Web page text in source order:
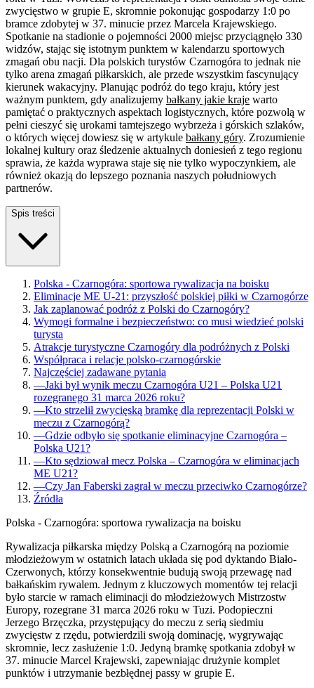
zwycięstwo w grupie E, skromnie pokonując gospodarzy 1:0 po
bramce zdobytej w 37. minucie przez Marcela Krajewskiego.
Spotkanie na stadionie o pojemności 2000 miejsc przyciągnęło 330
widzów, stając się istotnym punktem w kalendarzu sportowych
zmagań obu nacji. Dla polskich turystów Czarnogóra to jednak nie
tylko arena zmagań piłkarskich, ale przede wszystkim fascynujący
kierunek wakacyjny. Planując podróż do tego kraju, który jest
ważnym punktem, gdy analizujemy bałkany jakie kraje warto
pamiętać o praktycznych aspektach logistycznych, które pozwolą w
pełni cieszyć się urokami tamtejszego wybrzeża i górskich szlaków,
o których więcej dowiesz się w artykule bałkany góry. Zrozumienie
lokalnej kultury oraz śledzenie aktualnych doniesień z tego regionu
sprawia, że każda wyprawa staje się nie tylko wypoczynkiem, ale
również okazją do lepszego poznania naszych południowych
partnerów.
Spis treści
Polska - Czarnogóra: sportowa rywalizacja na boisku
Eliminacje ME U-21: przyszłość polskiej piłki w Czarnogórze
Jak zaplanować podróż z Polski do Czarnogóry?
Wymogi formalne i bezpieczeństwo: co musi wiedzieć polski
turysta
Atrakcje turystyczne Czarnogóry dla podróżnych z Polski
Współpraca i relacje polsko-czarnogórskie
Najczęściej zadawane pytania
—Jaki był wynik meczu Czarnogóra U21 – Polska U21
rozegranego 31 marca 2026 roku?
—Kto strzelił zwycięską bramkę dla reprezentacji Polski w
meczu z Czarnogórą?
—Gdzie odbyło się spotkanie eliminacyjne Czarnogóra –
Polska U21?
—Kto sędziował mecz Polska – Czarnogóra w eliminacjach
ME U21?
—Czy Jan Faberski zagrał w meczu przeciwko Czarnogórze?
Źródła
Polska - Czarnogóra: sportowa rywalizacja na boisku
Rywalizacja piłkarska między Polską a Czarnogórą na poziomie
młodzieżowym w ostatnich latach układa się pod dyktando Biało-
Czerwonych, którzy konsekwentnie budują swoją przewagę nad
bałkańskim rywalem. Jednym z kluczowych momentów tej relacji
było starcie w ramach eliminacji do młodzieżowych Mistrzostw
Europy, rozegrane 31 marca 2026 roku w Tuzi. Podopieczni
Jerzego Brzęczka, przystępujący do meczu z serią siedmiu
zwycięstw z rzędu, potwierdzili swoją dominację, wygrywając
skromnie, lecz zasłużenie 1:0. Jedyną bramkę spotkania zdobył w
37. minucie Marcel Krajewski, zapewniając drużynie komplet
punktów i utrzymanie bezbłędnej passy w grupie E.